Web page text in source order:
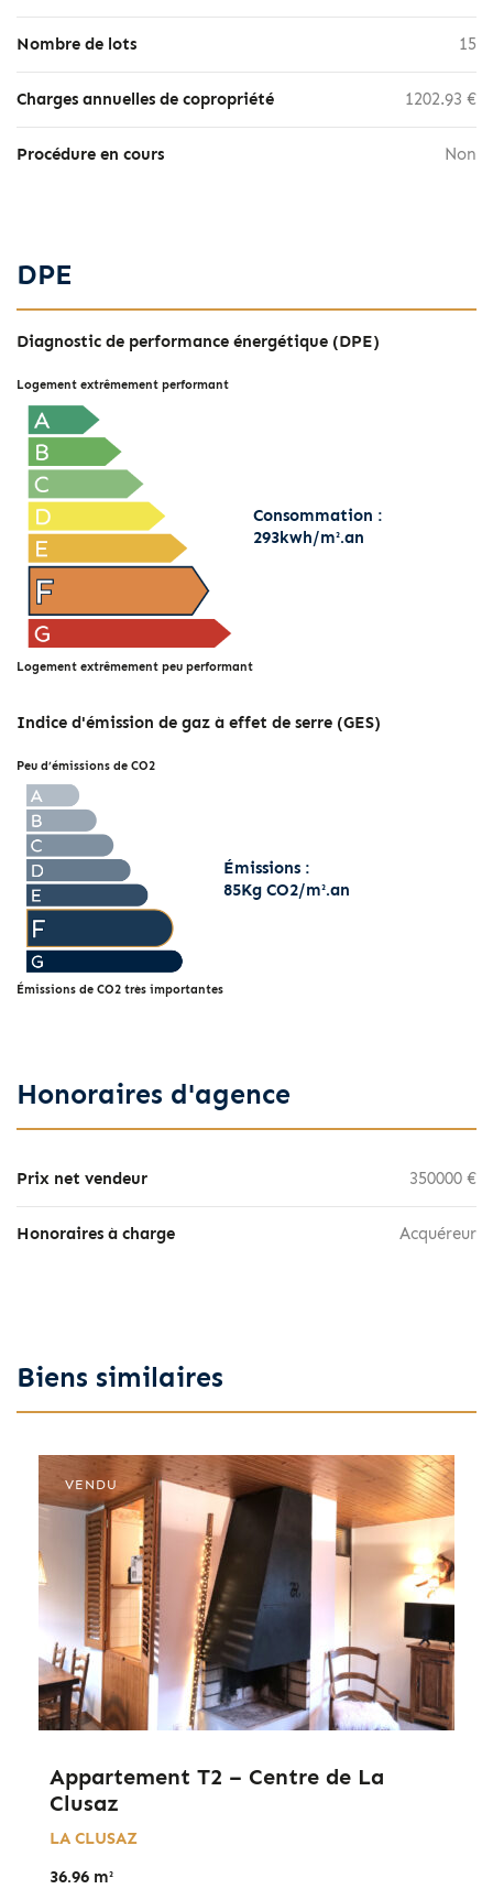
Nombre de lots 15
Charges annuelles de copropriété 1202.93 €
Procédure en cours Non
DPE
Diagnostic de performance énergétique (DPE)
Logement extrêmement performant
Logement extrêmement peu performant
Consommation :
293kwh/m².an
Indice d'émission de gaz à effet de serre (GES)
Peu d’émissions de CO2
Émissions de CO2 très importantes
Émissions :
85Kg CO2/m².an
Honoraires d'agence
Prix net vendeur 350000 €
Honoraires à charge Acquéreur
Biens similaires
VENDU
Appartement T2 – Centre de La
Clusaz
LA CLUSAZ
36.96 m²